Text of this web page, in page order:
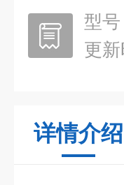
型号
更新
详情介绍